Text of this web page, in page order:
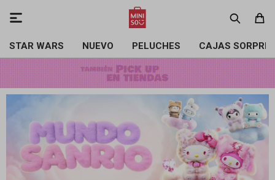
STAR WARS NUEVO PELUCHES CAJAS
